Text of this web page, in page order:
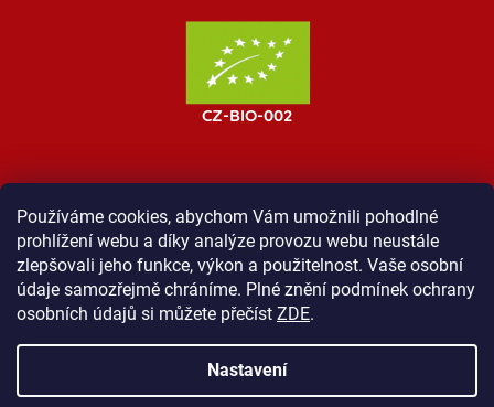
Používáme cookies, abychom Vám umožnili pohodlné
prohlížení webu a díky analýze provozu webu neustále
zlepšovali jeho funkce, výkon a použitelnost. Vaše osobní
údaje samozřejmě chráníme. Plné znění podmínek ochrany
osobních údajů si můžete přečíst ZDE.
Nastavení
MOST ProTibet Vše o nákupu
Obchodní podmínky
Zásady ochrany osobních údajů
Kontakt
Vytvořil Shoptet